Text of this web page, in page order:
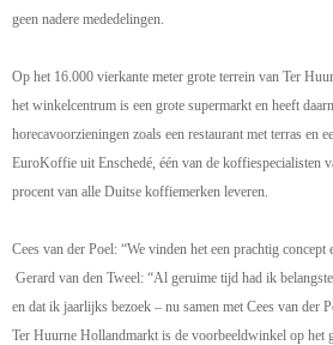
geen nadere mededelingen.
Op het 16.000 vierkante meter grote terrein van Ter
het winkelcentrum is een grote supermarkt en heeft
horecavoorzieningen zoals een restaurant met terras en
EuroKoffie uit Enschedé, één van de koffiespecialisten
procent van alle Duitse koffiemerken leveren.
Cees van der Poel: “We vinden het een prachtig
Gerard van den Tweel: “Al geruime tijd had ik
en dat ik jaarlijks bezoek – nu samen met Cees van der
Ter Huurne Hollandmarkt is de voorbeeldwinkel op het